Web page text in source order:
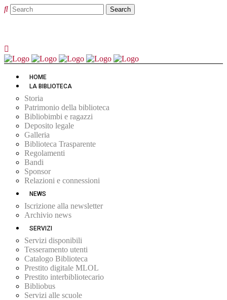
HOME
LA BIBLIOTECA
Storia
Patrimonio della biblioteca
Bibliobimbi e ragazzi
Deposito legale
Galleria
Biblioteca Trasparente
Regolamenti
Bandi
Sponsor
Relazioni e connessioni
NEWS
Iscrizione alla newsletter
Archivio news
SERVIZI
Servizi disponibili
Tesseramento utenti
Catalogo Biblioteca
Prestito digitale MLOL
Prestito interbibliotecario
Bibliobus
Servizi alle scuole